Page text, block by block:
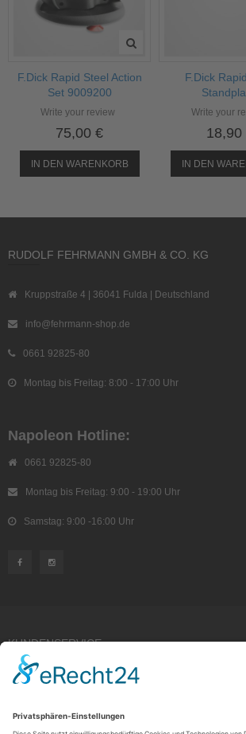
F.Dick Rapid Steel Action
Set 9009200
Write your review
75,00 €
IN DEN WARENKORB
F.Dick
Write your
18,90
IN DEN
RUDOLF FEHRMANN GMBH & CO. KG
Kruppstraße 4 | 36041 Fulda | Deutschland
info@fehrmann-shop.de
0661 92825-80
Montag bis Freitag: 8:00 - 17:00 Uhr
Napoleon Hotline:
0661 92825-80
Montag bis Freitag: 9:00 - 19:00 Uhr
Samstag: 9:00 -16:00 Uhr
KUNDENSERVICE